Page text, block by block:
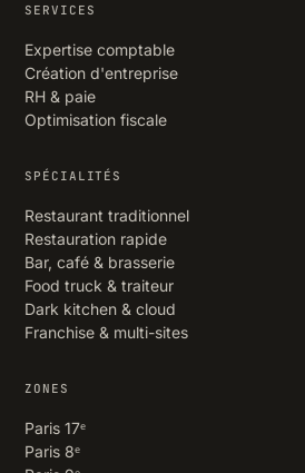
SERVICES
Expertise comptable
Création d'entreprise
RH & paie
Optimisation fiscale
SPÉCIALITÉS
Restaurant traditionnel
Restauration rapide
Bar, café & brasserie
Food truck & traiteur
Dark kitchen & cloud
Franchise & multi-sites
ZONES
Paris 17ᵉ
Paris 8ᵉ